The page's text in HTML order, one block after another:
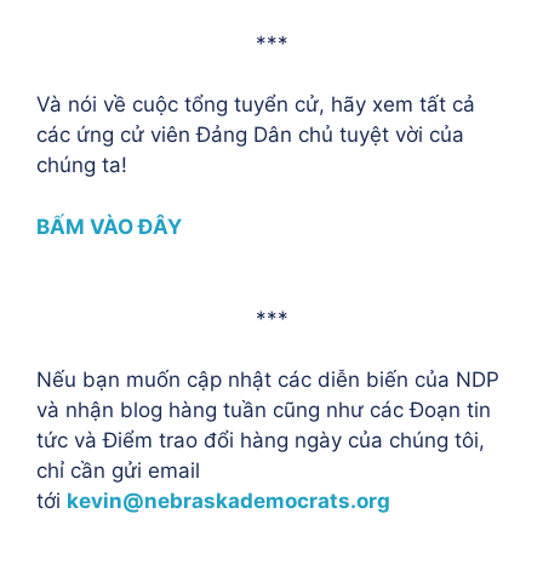
***
Và nói về cuộc tổng tuyển cử, hãy xem tất cả
các ứng cử viên Đảng Dân chủ tuyệt vời của
chúng ta!
BẤM VÀO ĐÂY
***
Nếu bạn muốn cập nhật các diễn biến của NDP
và nhận blog hàng tuần cũng như các Đoạn tin
tức và Điểm trao đổi hàng ngày của chúng tôi,
chỉ cần gửi email
tới kevin@nebraskademocrats.org